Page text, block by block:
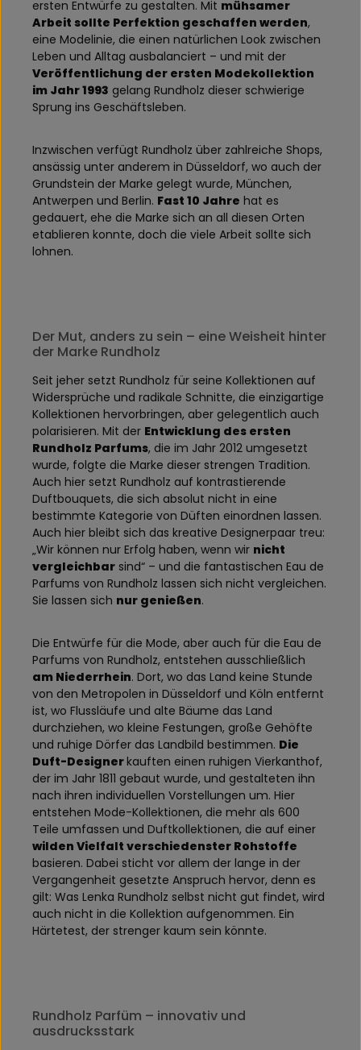
ersten Entwürfe zu gestalten. Mit mühsamer
Arbeit sollte Perfektion geschaffen werden,
eine Modelinie, die einen natürlichen Look zwischen
Leben und Alltag ausbalanciert – und mit der
Veröffentlichung der ersten Modekollektion
im Jahr 1993 gelang Rundholz dieser schwierige
Sprung ins Geschäftsleben.
Inzwischen verfügt Rundholz über zahlreiche Shops,
ansässig unter anderem in Düsseldorf, wo auch der
Grundstein der Marke gelegt wurde, München,
Antwerpen und Berlin. Fast 10 Jahre hat es
gedauert, ehe die Marke sich an all diesen Orten
etablieren konnte, doch die viele Arbeit sollte sich
lohnen.
Der Mut, anders zu sein – eine Weisheit hinter
der Marke Rundholz
Seit jeher setzt Rundholz für seine Kollektionen auf
Widersprüche und radikale Schnitte, die einzigartige
Kollektionen hervorbringen, aber gelegentlich auch
polarisieren. Mit der Entwicklung des ersten
Rundholz Parfums, die im Jahr 2012 umgesetzt
wurde, folgte die Marke dieser strengen Tradition.
Auch hier setzt Rundholz auf kontrastierende
Duftbouquets, die sich absolut nicht in eine
bestimmte Kategorie von Düften einordnen lassen.
Auch hier bleibt sich das kreative Designerpaar treu:
„Wir können nur Erfolg haben, wenn wir nicht
vergleichbar sind“ – und die fantastischen Eau de
Parfums von Rundholz lassen sich nicht vergleichen.
Sie lassen sich nur genießen.
Die Entwürfe für die Mode, aber auch für die Eau de
Parfums von Rundholz, entstehen ausschließlich
am Niederrhein. Dort, wo das Land keine Stunde
von den Metropolen in Düsseldorf und Köln entfernt
ist, wo Flussläufe und alte Bäume das Land
durchziehen, wo kleine Festungen, große Gehöfte
und ruhige Dörfer das Landbild bestimmen. Die
Duft-Designerkauften einen ruhigen Vierkanthof,
der im Jahr 1811 gebaut wurde, und gestalteten ihn
nach ihren individuellen Vorstellungen um. Hier
entstehen Mode-Kollektionen, die mehr als 600
Teile umfassen und Duftkollektionen, die auf einer
wilden Vielfalt verschiedenster Rohstoffe
basieren. Dabei sticht vor allem der lange in der
Vergangenheit gesetzte Anspruch hervor, denn es
gilt: Was Lenka Rundholz selbst nicht gut findet, wird
auch nicht in die Kollektion aufgenommen. Ein
Härtetest, der strenger kaum sein könnte.
Rundholz Parfüm – innovativ und
ausdrucksstark